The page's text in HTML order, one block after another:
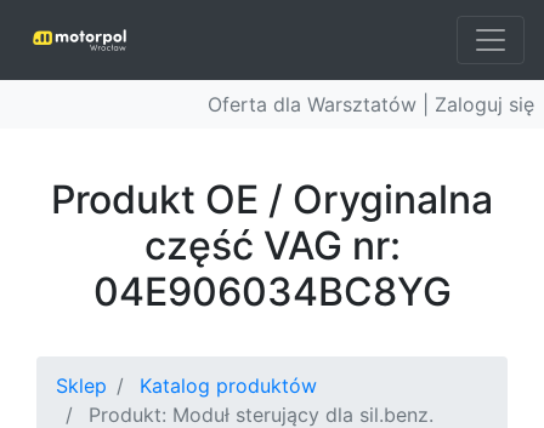
Oferta dla Warsztatów | Zaloguj się
Produkt OE / Oryginalna
część VAG nr:
04E906034BC8YG
Sklep
Katalog produktów
Produkt: Moduł sterujący dla sil.benz.